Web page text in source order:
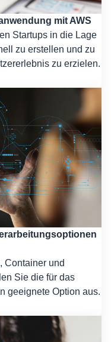
mit AWS
Startups in die Lage
zu erstellen und zu
zu erzielen.
Container und
Sie die für das
geeignete Option aus.